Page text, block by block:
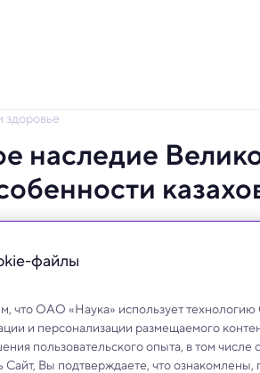
наследие
первый крупномасштабный
популяции.
файлы
что ОАО «Наука» использует
и персонализации размещаемого
пользовательского опыта, в том
Сайт, Вы подтверждаете, что